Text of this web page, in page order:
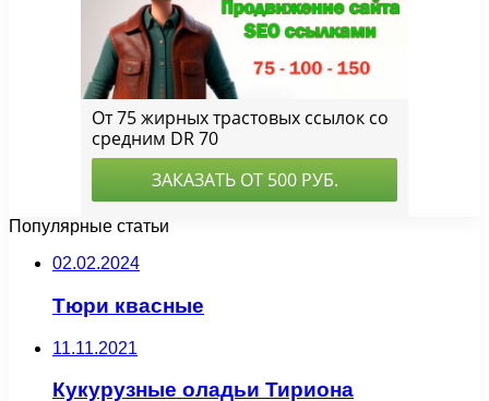
Популярные статьи
02.02.2024
Тюри квасные
11.11.2021
Кукурузные оладьи Тириона